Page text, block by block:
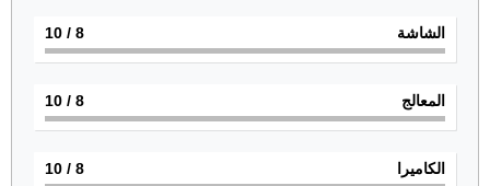
الشاشة 8
/ 10
المعالج 8
/ 10
الكاميرا 8
/ 10